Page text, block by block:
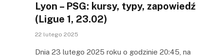
Lyon – PSG: kursy, typy, zapowiedź
(Ligue 1, 23.02)
22 lutego 2025
Dnia 23 lutego 2025 roku o godzinie 20:45, na